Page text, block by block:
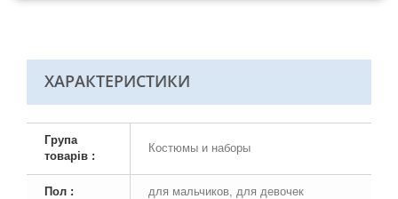
ХАРАКТЕРИСТИКИ
Група
товарів :
Костюмы и наборы
Пол : для мальчиков, для девочек